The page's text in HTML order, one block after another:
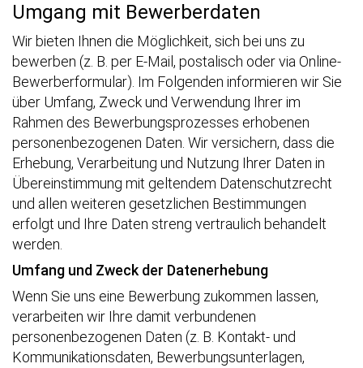
Umgang mit Bewerberdaten
Wir bieten Ihnen die Möglichkeit, sich bei uns zu
bewerben (z. B. per E-Mail, postalisch oder via Online-
Bewerberformular). Im Folgenden informieren wir Sie
über Umfang, Zweck und Verwendung Ihrer im
Rahmen des Bewerbungsprozesses erhobenen
personenbezogenen Daten. Wir versichern, dass die
Erhebung, Verarbeitung und Nutzung Ihrer Daten in
Übereinstimmung mit geltendem Datenschutzrecht
und allen weiteren gesetzlichen Bestimmungen
erfolgt und Ihre Daten streng vertraulich behandelt
werden.
Umfang und Zweck der Datenerhebung
Wenn Sie uns eine Bewerbung zukommen lassen,
verarbeiten wir Ihre damit verbundenen
personenbezogenen Daten (z. B. Kontakt- und
Kommunikationsdaten, Bewerbungsunterlagen,